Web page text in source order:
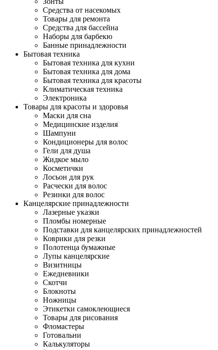
Средства от насекомых
Товары для ремонта
Средства для бассейна
Наборы для барбекю
Банные принадлежности
Бытовая техника
Бытовая техника для кухни
Бытовая техника для дома
Бытовая техника для красоты
Климатическая техника
Электроника
Товары для красоты и здоровья
Маски для сна
Медицинские изделия
Шампуни
Кондиционеры для волос
Гели для душа
Жидкое мыло
Косметички
Лосьон для рук
Расчески для волос
Резинки для волос
Канцелярские принадлежности
Лазерные указки
Пломбы номерные
Подставки для канцелярских принадлежностей
Коврики для резки
Полотенца бумажные
Лупы канцелярские
Визитницы
Ежедневники
Скотчи
Блокноты
Ножницы
Этикетки самоклеющиеся
Товары для рисования
Фломастеры
Готовальни
Калькуляторы